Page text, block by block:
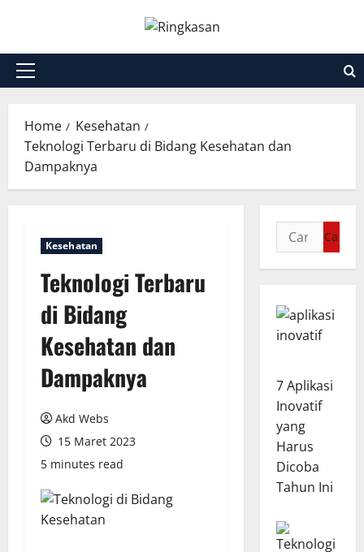
content
Primary
Home
Kesehatan
Teknologi Terbaru di Bidang Kesehatan dan
Dampaknya
Kesehatan
Teknologi Terbaru
di Bidang
Kesehatan dan
Dampaknya
Akd Webs
15 Maret 2023
5 minutes read
Cari
untuk:
7 Aplikasi
Inovatif
yang
Harus
Dicoba
Tahun Ini